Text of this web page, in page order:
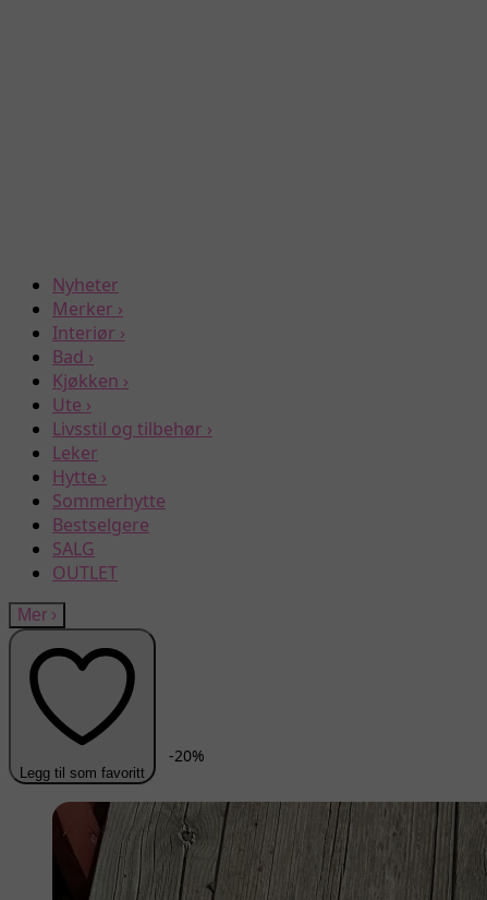
Nyheter
Merker ›
Interiør ›
Bad ›
Kjøkken ›
Ute ›
Livsstil og tilbehør ›
Leker
Hytte ›
Sommerhytte
Bestselgere
SALG
OUTLET
Mer ›
Legg til som favoritt
-20%